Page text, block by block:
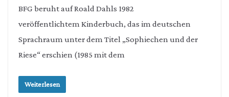
BFG beruht auf Roald Dahls 1982
veröffentlichtem Kinderbuch, das im deutschen
Sprachraum unter dem Titel „Sophiechen und der
Riese“ erschien (1985 mit dem
Weiterlesen